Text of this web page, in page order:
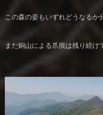
この森の姿もいずれどうなるか
まだ銅山による爪痕は残り続け